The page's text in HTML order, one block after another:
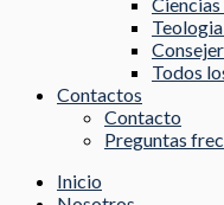
Todos
Contactos
Contacto
Preguntas
Inicio